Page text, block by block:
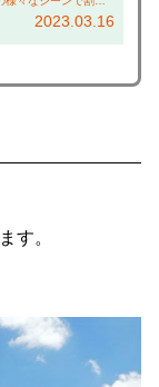
トについて紹介...
2023.03.16
す。